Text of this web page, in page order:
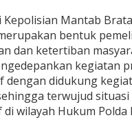
Kepolisian Mantab
bentuk
dan ketertiban
kegiatan
dengan didukung
terwujud situasi
wilayah Hukum Polda